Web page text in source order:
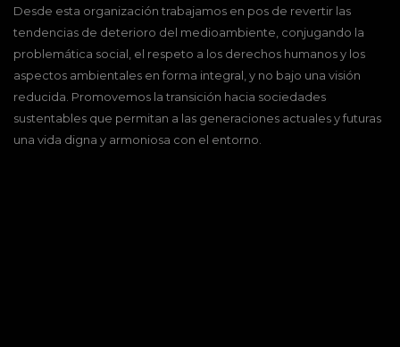
Desde esta organización trabajamos en pos de revertir las
tendencias de deterioro del medioambiente, conjugando la
problemática social, el respeto a los derechos humanos y los
aspectos ambientales en forma integral, y no bajo una visión
reducida. Promovemos la transición hacia sociedades
sustentables que permitan a las generaciones actuales y futuras
una vida digna y armoniosa con el entorno.